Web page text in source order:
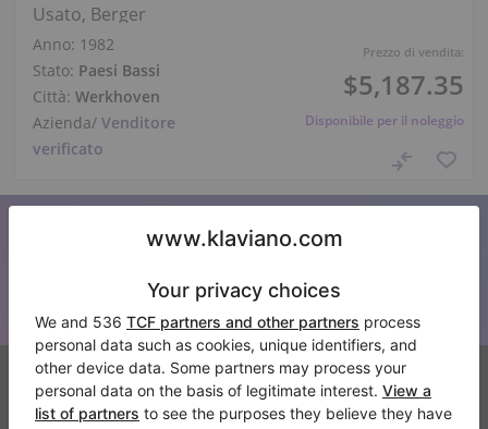
Prezzo di vendita:
$5,187.35
Disponibile per il noleggio
Usato, Berger
Anno: 1982
Stato: Paesi Bassi
Città: Werkhoven
Azienda/ Venditore
verificato
Iscriviti alla nostra newsletter
Tenetevi aggiornati su tutte le novità di Klaviano
Klaviano